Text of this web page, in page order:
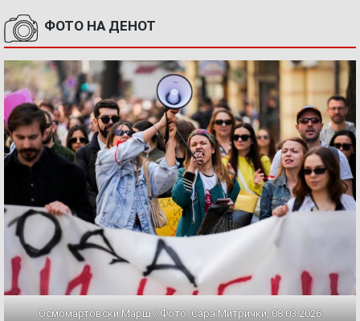
ФОТО НА ДЕНОТ
Осмомартовски Марш / Фото: Сара Митрички, 08.03.2026